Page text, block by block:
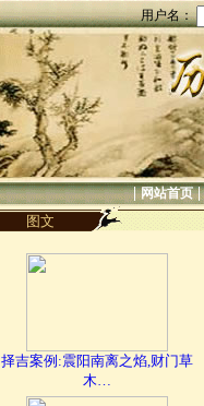
用户名：
|网站首页|
图文
择吉案例:震阳南离之焰,财门草
木…